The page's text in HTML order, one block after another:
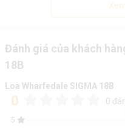
Đánh giá của khách
18B
Loa Wharfedale SIGMA 18B
0 0
5